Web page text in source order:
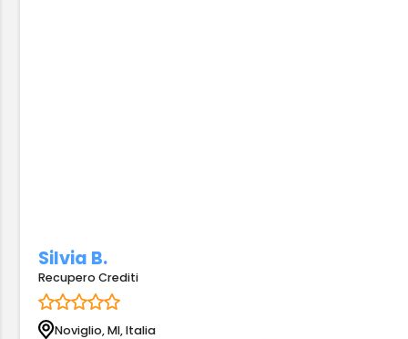
Silvia B.
Recupero Crediti
Noviglio, MI, Italia